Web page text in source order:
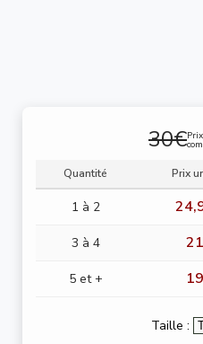
30€
Quantité Prix
1 à 2
3 à 4
5 et +
Taille :